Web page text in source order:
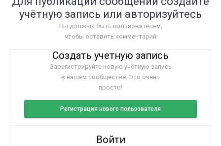
учётную запись или авторизуйтесь
Вы должны быть пользователем,
чтобы оставить комментарий
Создать учетную запись
Зарегистрируйте новую учётную запись
в нашем сообществе. Это очень
просто!
Регистрация нового пользователя
Войти